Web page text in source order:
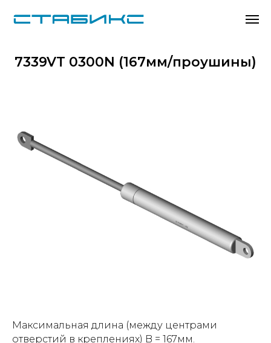
7339VT 0300N (167мм/проушины)
Максимальная длина (между центрами
отверстий в креплениях) B = 167мм.